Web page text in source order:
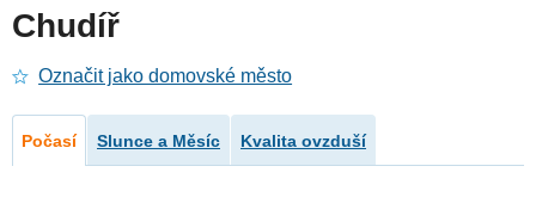
Chudíř
Označit jako domovské město
Počasí Slunce a Měsíc Kvalita ovzduší